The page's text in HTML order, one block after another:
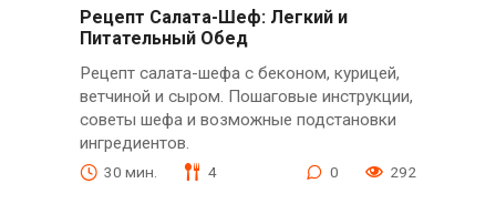
Рецепт Салата-Шеф: Легкий и
Питательный Обед
Рецепт салата-шефа с беконом, курицей,
ветчиной и сыром. Пошаговые инструкции,
советы шефа и возможные подстановки
ингредиентов.
30 мин. 4 0 292